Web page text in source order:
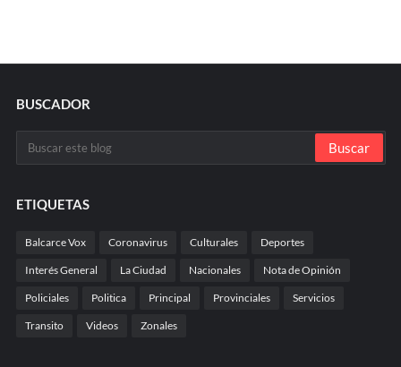
BUSCADOR
ETIQUETAS
Balcarce Vox Coronavirus Culturales Deportes
Interés General La Ciudad Nacionales Nota de Opinión
Policiales Politica Principal Provinciales Servicios
Transito Videos Zonales